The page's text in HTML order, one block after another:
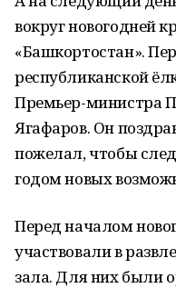
вокруг новогодней
«Башкортостан».
республиканской
Премьер-министра
Ягафаров. Он
пожелал, чтобы
годом новых
Перед началом
участвовали в
зала. Для них были